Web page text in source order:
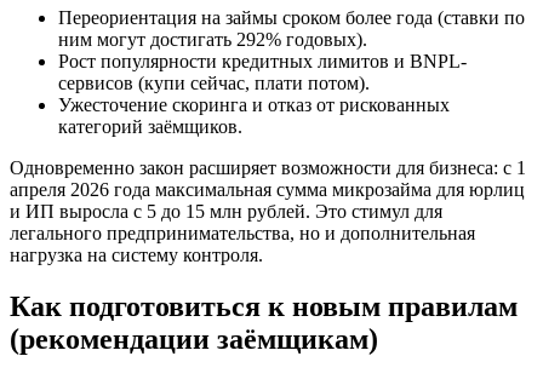
Переориентация на займы сроком более года (ставки по
ним могут достигать 292% годовых).
Рост популярности кредитных лимитов и BNPL-
сервисов (купи сейчас, плати потом).
Ужесточение скоринга и отказ от рискованных
категорий заёмщиков.
Одновременно закон расширяет возможности для бизнеса: с 1
апреля 2026 года максимальная сумма микрозайма для юрлиц
и ИП выросла с 5 до 15 млн рублей. Это стимул для
легального предпринимательства, но и дополнительная
нагрузка на систему контроля.
Как подготовиться к новым правилам
(рекомендации заёмщикам)